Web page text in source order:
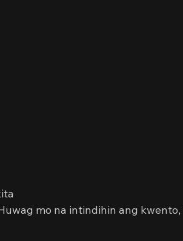
mo na intindihin ang kwento,